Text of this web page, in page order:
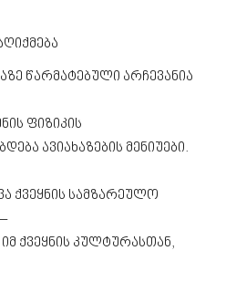
წარმატებული არჩევანია
ფიზიკის
ავიახაზების მენიუები.
ქვეყნის სამზარეულო
ქვეყნის კულტურასთან,